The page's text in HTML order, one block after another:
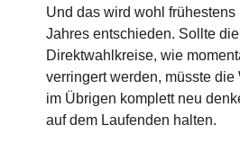
Und das wird wohl frühestens
Jahres entschieden. Sollte
Direktwahlkreise, wie
verringert werden, müsste die
im Übrigen komplett neu
auf dem Laufenden halten.